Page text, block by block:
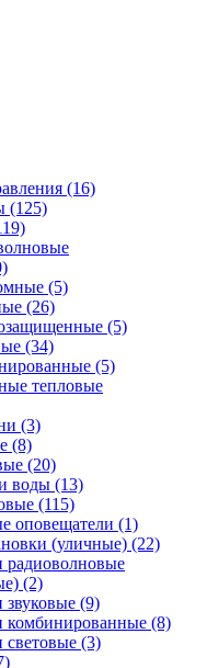
(16)
(125)
(5)
(26)
(5)
(34)
(5)
тепловые
(3)
(8)
(20)
воды (13)
(115)
оповещатели (1)
(уличные) (22)
радиоволновые
(2)
(9)
комбинированные (8)
(3)